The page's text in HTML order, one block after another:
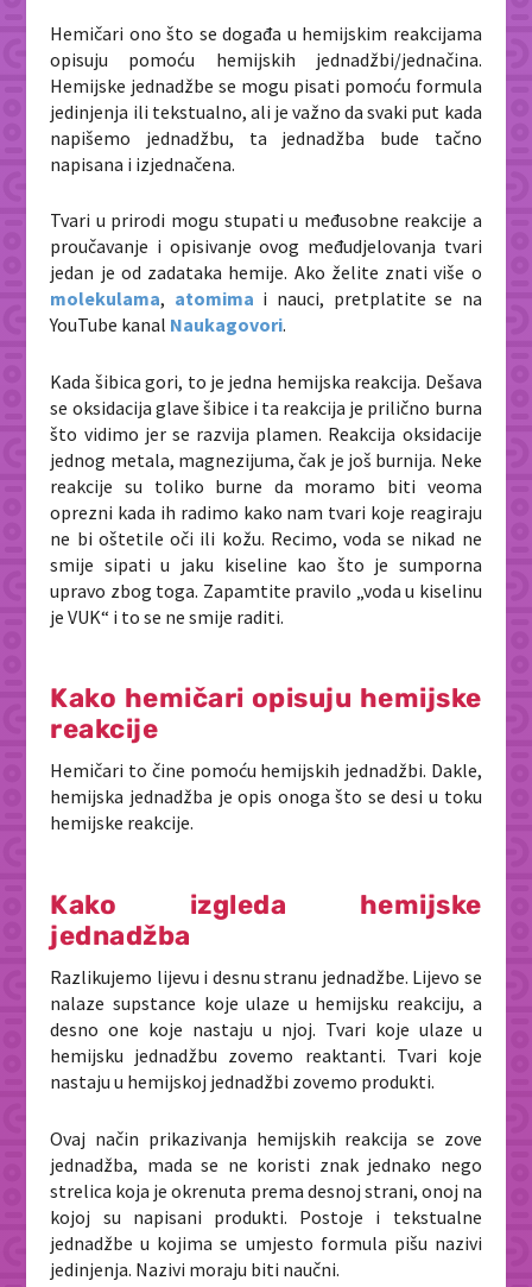
Hemičari ono što se događa u hemijskim reakcijama
opisuju pomoću hemijskih jednadžbi/jednačina.
Hemijske jednadžbe se mogu pisati pomoću formula
jedinjenja ili tekstualno, ali je važno da svaki put kada
napišemo jednadžbu, ta jednadžba bude tačno
napisana i izjednačena.
Tvari u prirodi mogu stupati u međusobne reakcije a
proučavanje i opisivanje ovog međudjelovanja tvari
jedan je od zadataka hemije. Ako želite znati više o
molekulama, atomima i nauci, pretplatite se na
YouTube kanal Naukagovori.
Kada šibica gori, to je jedna hemijska reakcija. Dešava
se oksidacija glave šibice i ta reakcija je prilično burna
što vidimo jer se razvija plamen. Reakcija oksidacije
jednog metala, magnezijuma, čak je još burnija. Neke
reakcije su toliko burne da moramo biti veoma
oprezni kada ih radimo kako nam tvari koje reagiraju
ne bi oštetile oči ili kožu. Recimo, voda se nikad ne
smije sipati u jaku kiseline kao što je sumporna
upravo zbog toga. Zapamtite pravilo „voda u kiselinu
je VUK“ i to se ne smije raditi.
Kako hemičari opisuju hemijske
reakcije
Hemičari to čine pomoću hemijskih jednadžbi. Dakle,
hemijska jednadžba je opis onoga što se desi u toku
hemijske reakcije.
Kako izgleda hemijske
jednadžba
Razlikujemo lijevu i desnu stranu jednadžbe. Lijevo se
nalaze supstance koje ulaze u hemijsku reakciju, a
desno one koje nastaju u njoj. Tvari koje ulaze u
hemijsku jednadžbu zovemo reaktanti. Tvari koje
nastaju u hemijskoj jednadžbi zovemo produkti.
Ovaj način prikazivanja hemijskih reakcija se zove
jednadžba, mada se ne koristi znak jednako nego
strelica koja je okrenuta prema desnoj strani, onoj na
kojoj su napisani produkti. Postoje i tekstualne
jednadžbe u kojima se umjesto formula pišu nazivi
jedinjenja. Nazivi moraju biti naučni.